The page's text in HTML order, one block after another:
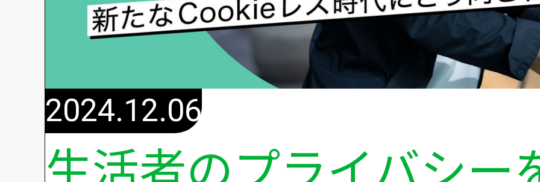
2024.12.06